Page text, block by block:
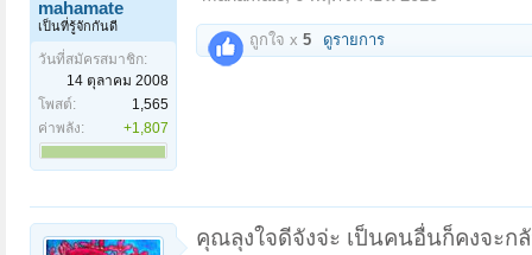
mahamate
เป็นที่รู้จักกันดี
วันที่สมัครสมาชิก:
14 ตุลาคม 2008
โพสต์:
1,565
ค่าพลัง:
+1,807
ถูกใจ x 5 ดูรายการ
คุณลุงใจดีจังจ่ะ เป็นคนอื่นก็คงจะก